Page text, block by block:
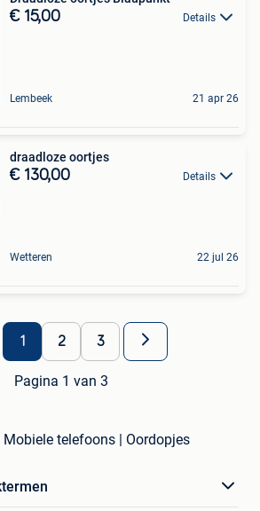
€ 15,00 Details
Lembeek 21 apr 26
draadloze oortjes
€ 130,00 Details
Wetteren 22 jul 26
1 2 3
Pagina 1 van 3
telefoons | Oordopjes